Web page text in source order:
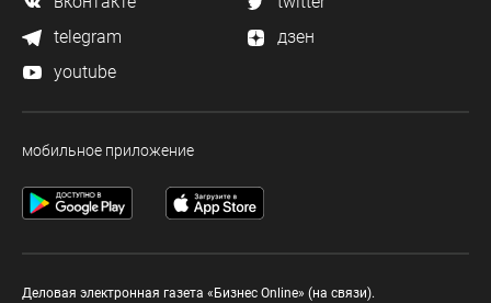
telegram
дзен
youtube
мобильное приложение
Деловая электронная газета «Бизнес Online» (на связи).